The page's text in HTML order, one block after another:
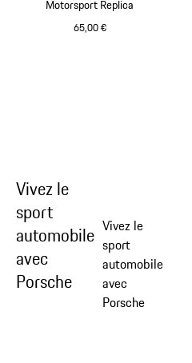
Motorsport Replica
65,00 €
Vivez le
sport
automobile
avec
Porsche
Vivez le
sport
automobile
avec
Porsche